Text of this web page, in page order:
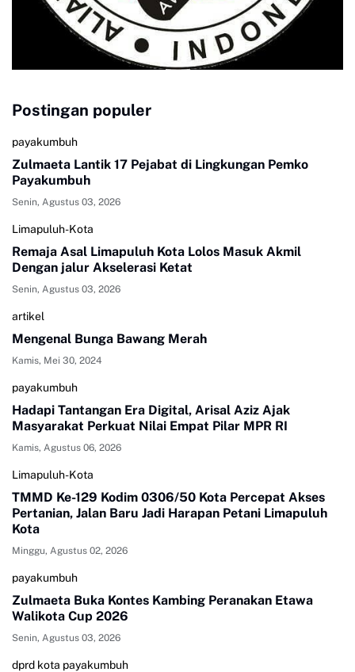
Postingan populer
payakumbuh
Zulmaeta Lantik 17 Pejabat di Lingkungan Pemko
Payakumbuh
Senin, Agustus 03, 2026
Limapuluh-Kota
Remaja Asal Limapuluh Kota Lolos Masuk Akmil
Dengan jalur Akselerasi Ketat
Senin, Agustus 03, 2026
artikel
Mengenal Bunga Bawang Merah
Kamis, Mei 30, 2024
payakumbuh
Hadapi Tantangan Era Digital, Arisal Aziz Ajak
Masyarakat Perkuat Nilai Empat Pilar MPR RI
Kamis, Agustus 06, 2026
Limapuluh-Kota
TMMD Ke-129 Kodim 0306/50 Kota Percepat Akses
Pertanian, Jalan Baru Jadi Harapan Petani Limapuluh
Kota
Minggu, Agustus 02, 2026
payakumbuh
Zulmaeta Buka Kontes Kambing Peranakan Etawa
Walikota Cup 2026
Senin, Agustus 03, 2026
dprd kota payakumbuh